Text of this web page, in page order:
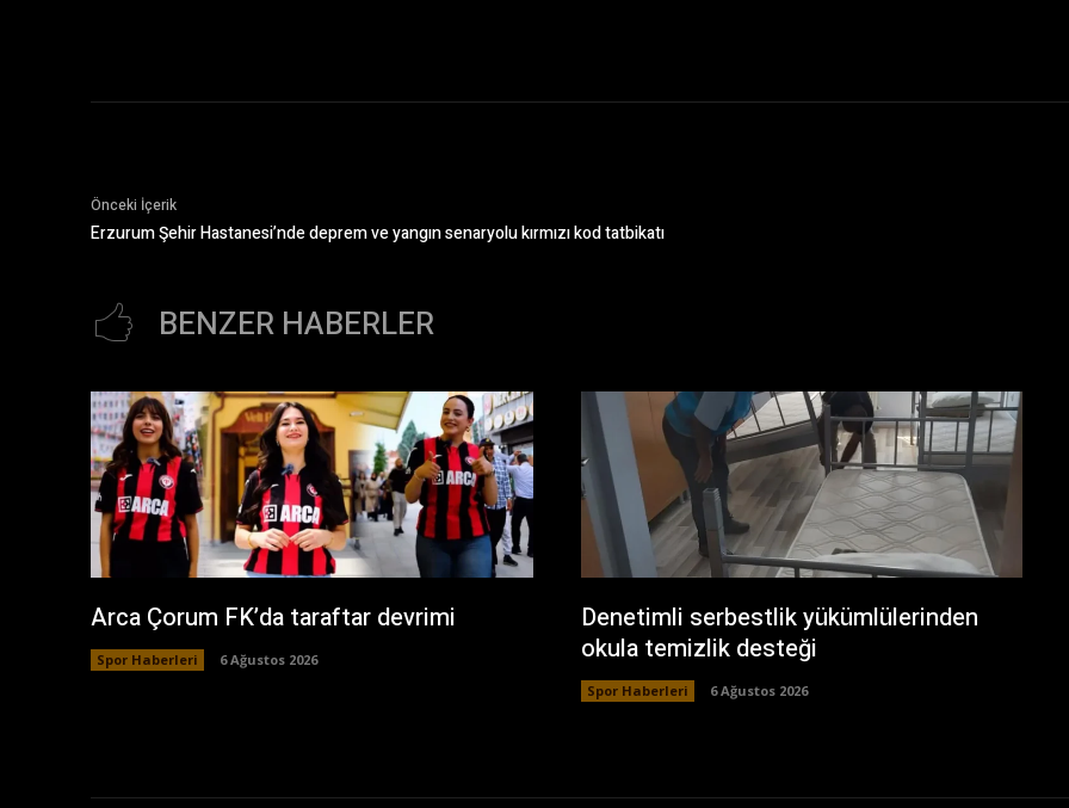
Önceki İçerik
Erzurum Şehir Hastanesi’nde deprem ve yangın senaryolu kırmızı kod tatbikatı
BENZER HABERLER
Arca Çorum FK’da taraftar devrimi
Spor Haberleri 6 Ağustos 2026
Denetimli serbestlik yükümlülerinden
okula temizlik desteği
Spor Haberleri 6 Ağustos 2026